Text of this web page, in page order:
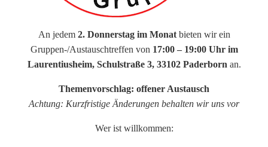
An jedem 2. Donnerstag im Monatbieten wir ein
Gruppen-/Austauschtreffen von17:00 – 19:00 Uhr im
Laurentiusheim, Schulstraße 3, 33102 Paderborn an.
Themenvorschlag: offener Austausch
Achtung: Kurzfristige Änderungen behalten wir uns vor
Wer ist willkommen: